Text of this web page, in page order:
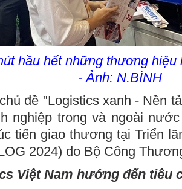
hầu hết những thương
- Ảnh: N.BÌNH
đề "Logistics xanh - Nền
nghiệp trong và ngoài
tiến giao thương tại Triển
2024) do Bộ Công
Việt Nam hướng đến tiêu